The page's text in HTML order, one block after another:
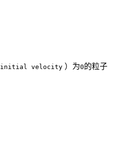
initial velocity）为0的粒子